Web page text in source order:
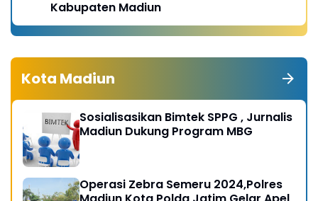
Kabupaten Madiun
Kota Madiun
Sosialisasikan Bimtek SPPG , Jurnalis
Madiun Dukung Program MBG
Operasi Zebra Semeru 2024,Polres